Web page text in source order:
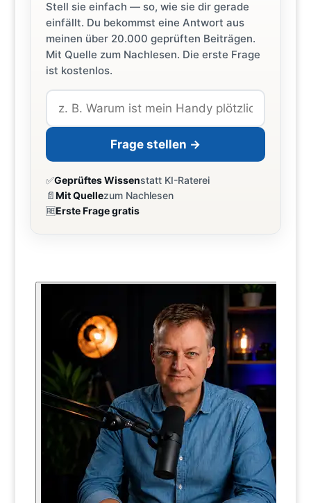
Stell sie einfach — so, wie sie dir gerade
einfällt. Du bekommst eine Antwort aus
meinen über 20.000 geprüften Beiträgen.
Mit Quelle zum Nachlesen. Die erste Frage
ist kostenlos.
Frage stellen →
✅Geprüftes Wissenstatt KI-Raterei
📄Mit Quellezum Nachlesen
🆓Erste Frage gratis